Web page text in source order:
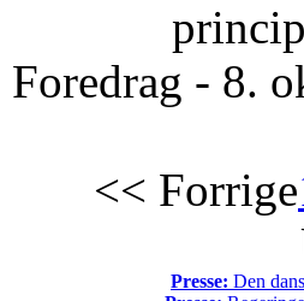
Foredrag - 8.
<< Forrige
Presse: Den